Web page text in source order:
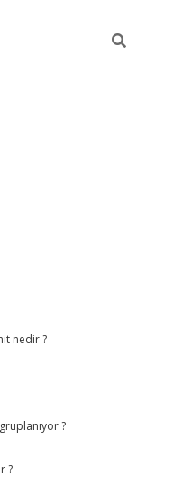
nedir ?
?
?